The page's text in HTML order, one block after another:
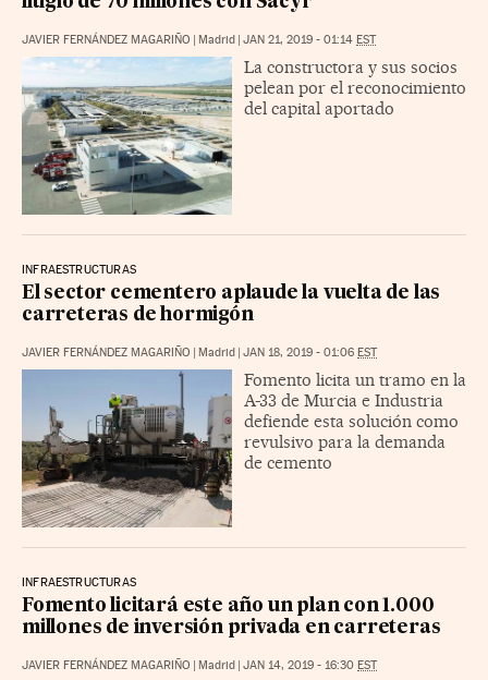
JAVIER FERNÁNDEZ MAGARIÑO | Madrid | JAN 21, 2019 - 01:14 EST
La constructora y sus socios
pelean por el reconocimiento
del capital aportado
INFRAESTRUCTURAS
El sector cementero aplaude la vuelta de las
carreteras de hormigón
JAVIER FERNÁNDEZ MAGARIÑO | Madrid | JAN 18, 2019 - 01:06 EST
Fomento licita un tramo en la
A-33 de Murcia e Industria
defiende esta solución como
revulsivo para la demanda
de cemento
INFRAESTRUCTURAS
Fomento licitará este año un plan con 1.000
millones de inversión privada en carreteras
JAVIER FERNÁNDEZ MAGARIÑO | Madrid | JAN 14, 2019 - 16:30 EST